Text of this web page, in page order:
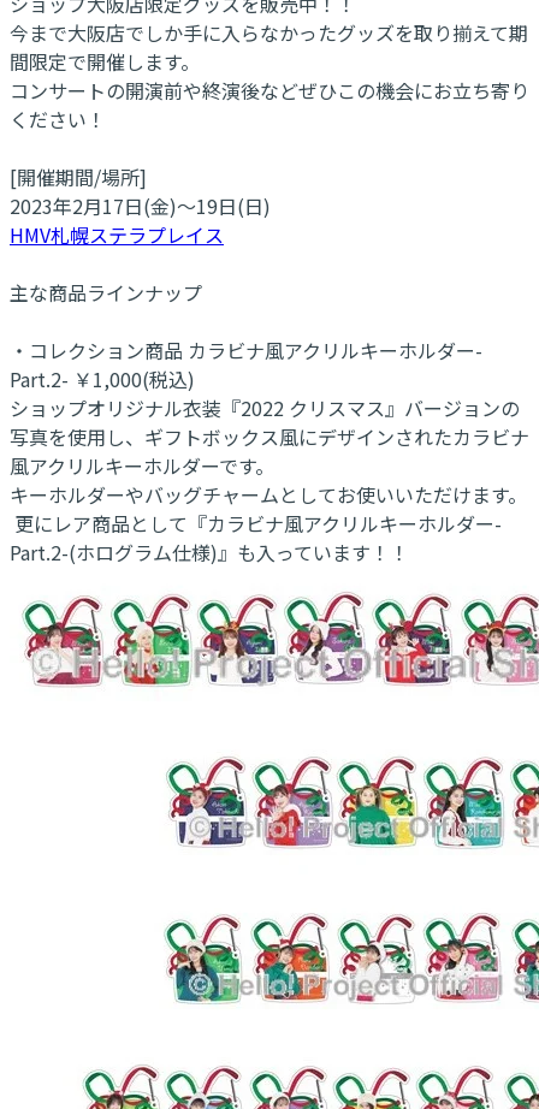
今まで大阪店でしか手に入らなかったグッズを取り揃えて期
間限定で開催します。
コンサートの開演前や終演後などぜひこの機会にお立ち寄り
ください！
[開催期間/場所]
2023年2月17日(金)～19日(日)
HMV札幌ステラプレイス
主な商品ラインナップ
・コレクション商品 カラビナ風アクリルキーホルダー-
Part.2- ￥1,000(税込)
ショップオリジナル衣装『2022 クリスマス』バージョンの
写真を使用し、ギフトボックス風にデザインされたカラビナ
風アクリルキーホルダーです。
キーホルダーやバッグチャームとしてお使いいただけます。
更にレア商品として『カラビナ風アクリルキーホルダー-
Part.2-(ホログラム仕様)』も入っています！！